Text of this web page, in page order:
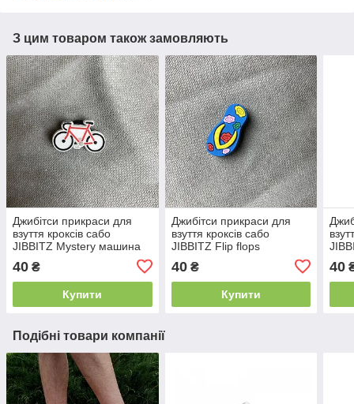
З цим товаром також замовляють
Джибітси прикраси для
взуття кроксів сабо
JIBBITZ Mystery машина
40 ₴
Купити
Джибітси прикраси для
взуття кроксів сабо
JIBBITZ Flip flops
40₴
Купити
40
Подібні товари компанії